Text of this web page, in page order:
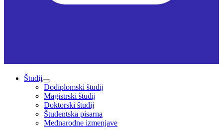
Študij
Dodiplomski študij
Magistrski študij
Doktorski študij
Študentska pisarna
Mednarodne izmenjave